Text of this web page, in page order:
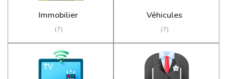
Immobilier
(7)
Véhicules
(7)